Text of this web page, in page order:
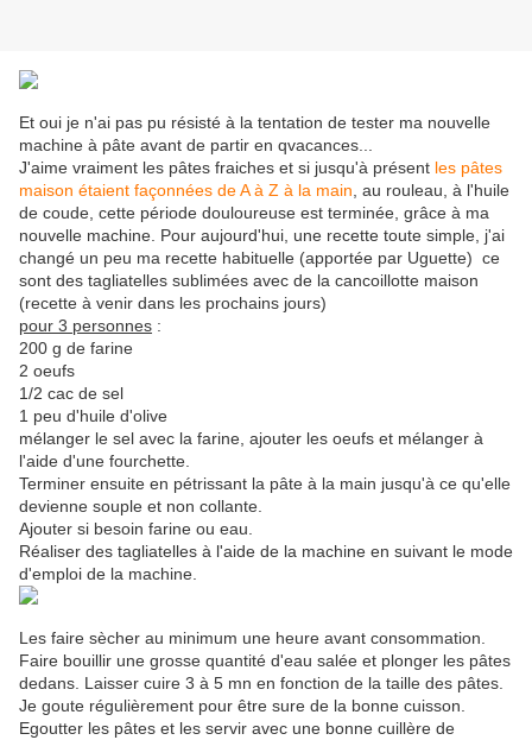
Et oui je n'ai pas pu résisté à la tentation de tester ma nouvelle
machine à pâte avant de partir en qvacances...
J'aime vraiment les pâtes fraiches et si jusqu'à présent les pâtes
maison étaient façonnées de A à Z à la main , au rouleau, à l'huile
de coude, cette période douloureuse est terminée, grâce à ma
nouvelle machine. Pour aujourd'hui, une recette toute simple, j'ai
changé un peu ma recette habituelle (apportée par Uguette) ce
sont des tagliatelles sublimées avec de la cancoillotte maison
(recette à venir dans les prochains jours)
pour 3 personnes :
200 g de farine
2 oeufs
1/2 cac de sel
1 peu d'huile d'olive
mélanger le sel avec la farine, ajouter les oeufs et mélanger à
l'aide d'une fourchette.
Terminer ensuite en pétrissant la pâte à la main jusqu'à ce qu'elle
devienne souple et non collante.
Ajouter si besoin farine ou eau.
Réaliser des tagliatelles à l'aide de la machine en suivant le mode
d'emploi de la machine.
Les faire sècher au minimum une heure avant consommation.
Faire bouillir une grosse quantité d'eau salée et plonger les pâtes
dedans. Laisser cuire 3 à 5 mn en fonction de la taille des pâtes.
Je goute régulièrement pour être sure de la bonne cuisson.
Egoutter les pâtes et les servir avec une bonne cuillère de